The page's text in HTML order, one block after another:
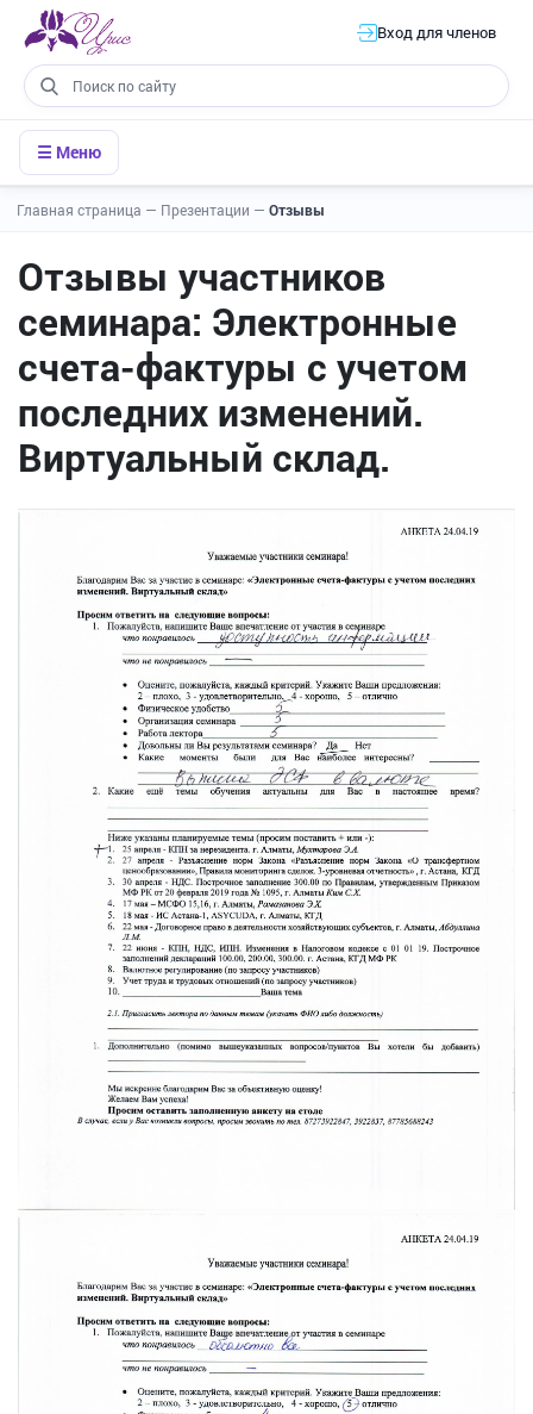
Вход для членов
☰ Меню
Главная страница — Презентации — Отзывы
Отзывы участников
семинара: Электронные
счета-фактуры с учетом
последних изменений.
Виртуальный склад.